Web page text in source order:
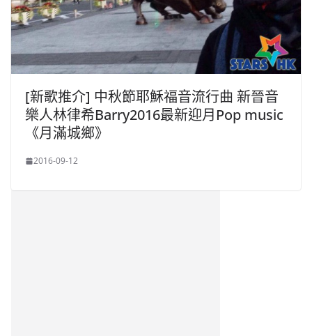
[新歌推介] 中秋節耶穌福音流行曲 新晉音
樂人林律希Barry2016最新迎月Pop music
《月滿城鄉》
2016-09-12